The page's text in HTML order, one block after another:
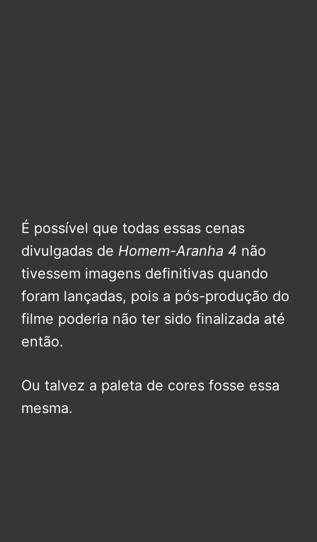
É possível que todas essas cenas
divulgadas de Homem-Aranha 4 não
tivessem imagens definitivas quando
foram lançadas, pois a pós-produção do
filme poderia não ter sido finalizada até
então.
Ou talvez a paleta de cores fosse essa
mesma.